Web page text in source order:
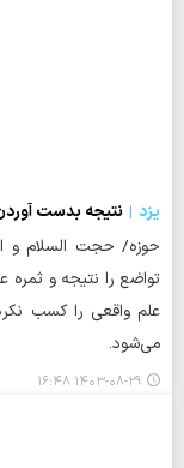
یزد
نتیجه بدست
حوزه/ حجت السلام و
تواضع را نتیجه و
علم واقعی را کسب
می‌شود.
۱۴۰۳-۰۸-۲۹ ۱۶:۴۸